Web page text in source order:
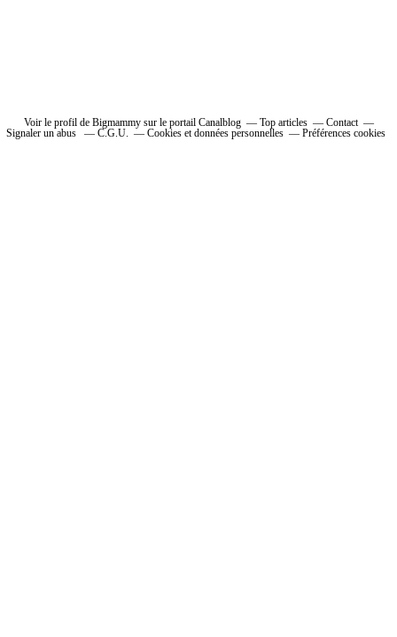
Voir le profil de Bigmammy sur le portail Canalblog Top articles
Contact
Signaler un abus
C.G.U. Cookies et données personnelles Préférences cookies